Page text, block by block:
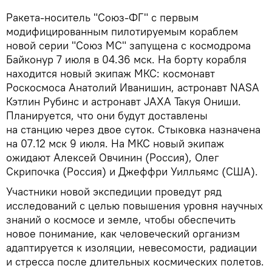
Ракета-носитель "Союз-ФГ" с первым
модифицированным пилотируемым кораблем
новой серии "Союз МС" запущена с космодрома
Байконур 7 июля в 04.36 мск. На борту корабля
находится новый экипаж МКС: космонавт
Роскосмоса Анатолий Иванишин, астронавт NASA
Кэтлин Рубинс и астронавт JAXA Такуя Ониши.
Планируется, что они будут доставлены
на станцию через двое суток. Стыковка назначена
на 07.12 мск 9 июля. На МКС новый экипаж
ожидают Алексей Овчинин (Россия), Олег
Скрипочка (Россия) и Джеффри Уилльямс (США).
Участники новой экспедиции проведут ряд
исследований с целью повышения уровня научных
знаний о космосе и земле, чтобы обеспечить
новое понимание, как человеческий организм
адаптируется к изоляции, невесомости, радиации
и стресса после длительных космических полетов.